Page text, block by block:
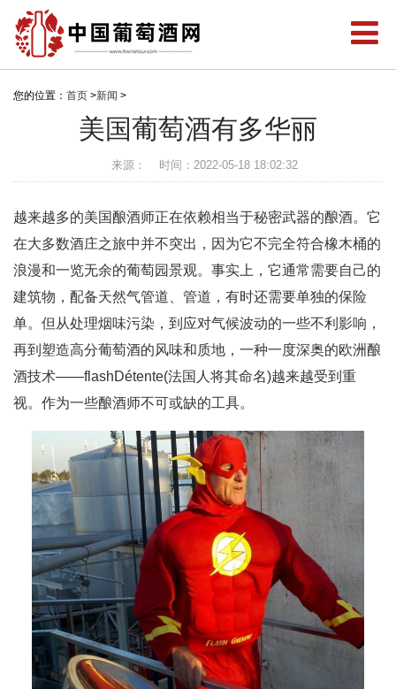
您的位置： 首页 >新闻 >
美国葡萄酒有多华丽
来源： 时间：2022-05-18 18:02:32
越来越多的美国酿酒师正在依赖相当于秘密武器的酿酒。它
在大多数酒庄之旅中并不突出，因为它不完全符合橡木桶的
浪漫和一览无余的葡萄园景观。事实上，它通常需要自己的
建筑物，配备天然气管道、管道，有时还需要单独的保险
单。但从处理烟味污染，到应对气候波动的一些不利影响，
再到塑造高分葡萄酒的风味和质地，一种一度深奥的欧洲酿
酒技术——flashDétente(法国人将其命名)越来越受到重
视。作为一些酿酒师不可或缺的工具。